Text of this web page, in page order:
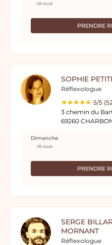
PRENDRE
09 Août
SOPHIE
Réflexologue
5/5
3 chemin du
69260
PRENDRE
Dimanche
09 Août
SERGE
MORNANT
Réflexologue